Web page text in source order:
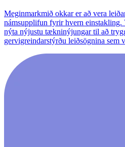
Meginmarkmið okkar er að vera
námsupplifun fyrir hvern einstakling.
nýta nýjustu tækninýjungar til að
gervigreindarstýrðu leiðsögnina sem